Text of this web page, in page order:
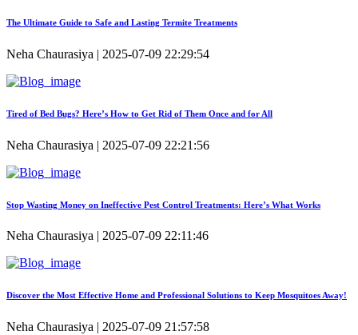
The Ultimate Guide to Safe and Lasting Termite Treatments
Neha Chaurasiya | 2025-07-09 22:29:54
Tired of Bed Bugs? Here’s How to Get Rid of Them Once and for All
Neha Chaurasiya | 2025-07-09 22:21:56
Stop Wasting Money on Ineffective Pest Control Treatments: Here’s What Works
Neha Chaurasiya | 2025-07-09 22:11:46
Discover the Most Effective Home and Professional Solutions to Keep Mosquitoes Away!
Neha Chaurasiya | 2025-07-09 21:57:58